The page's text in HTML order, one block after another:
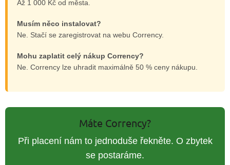
Až 1 000 Kč od města.
Musím něco instalovat?
Ne. Stačí se zaregistrovat na webu Corrency.
Mohu zaplatit celý nákup Corrency?
Ne. Corrency lze uhradit maximálně 50 % ceny nákupu.
Máte Corrency?
Při placení nám to jednoduše řekněte. O zbytek
se postaráme.